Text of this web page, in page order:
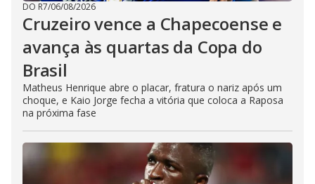
DO R7/06/08/2026
Cruzeiro vence a Chapecoense e
avança às quartas da Copa do
Brasil
Matheus Henrique abre o placar, fratura o nariz após um
choque, e Kaio Jorge fecha a vitória que coloca a Raposa
na próxima fase